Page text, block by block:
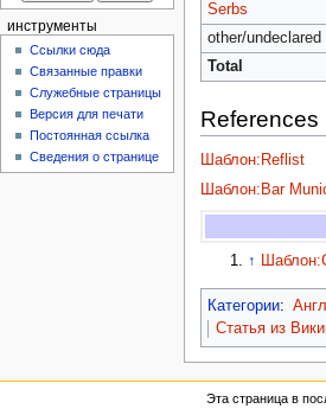
Serbs
other/undeclared
Total
References
Шаблон:Reflist
Шаблон:Bar
↑
Категории:
Статья из
инструменты
Ссылки сюда
Связанные правки
Служебные страницы
Версия для печати
Постоянная ссылка
Сведения о странице
Эта страница в